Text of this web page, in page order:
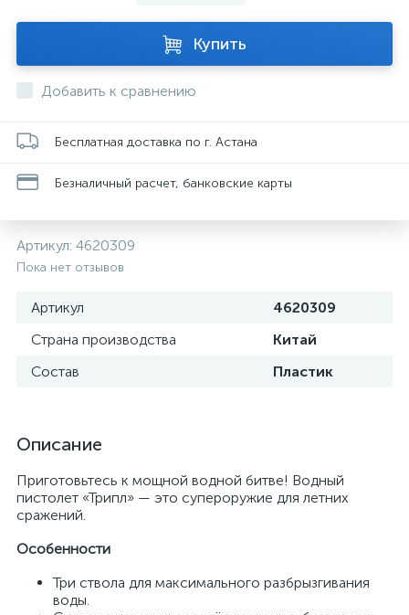
Купить
Добавить к сравнению
Бесплатная доставка по г. Астана
Безналичный расчет, банковские карты
Артикул: 4620309
Пока нет отзывов
Артикул
4620309
Страна производства
Китай
Состав
Пластик
Описание
Приготовьтесь к мощной водной битве! Водный
пистолет «Трипл» — это супероружие для летних
сражений.
Особенности
Три ствола для максимального разбрызгивания
воды.